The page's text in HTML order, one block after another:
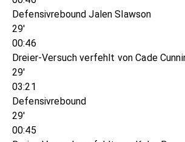
Defensivrebound Jalen Slawson
29'
00:46
Dreier-Versuch verfehlt von Cade
29'
03:21
Defensivrebound
29'
00:45